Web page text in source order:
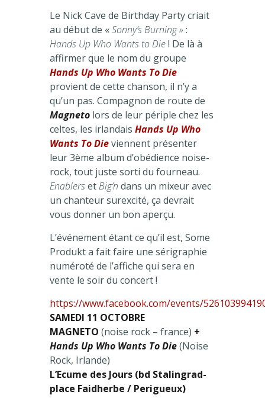
Le Nick Cave de Birthday Party criait
au début de «Sonny’s Burning » :
Hands Up Who Wants to Die! De là à
affirmer que le nom du groupe
Hands Up Who Wants To Die
provient de cette chanson, il n’y a
qu’un pas. Compagnon de route de
Magneto lors de leur périple chez les
celtes, les irlandais Hands Up Who
Wants To Dieviennent présenter
leur 3ème album d’obédience noise-
rock, tout juste sorti du fourneau.
EnablersetBig’n dans un mixeur avec
un chanteur surexcité, ça devrait
vous donner un bon aperçu.
L’événement étant ce qu’il est, Some
Produkt a fait faire une sérigraphie
numéroté de l’affiche qui sera en
vente le soir du concert !
https://www.facebook.com/events/
SAMEDI 11 OCTOBRE
MAGNETO (noise rock – france) +
Hands Up Who Wants To Die(Noise
Rock, Irlande)
L’Ecume des Jours (bd Stalingrad-
place Faidherbe / Perigueux)